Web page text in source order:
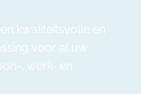
kwaliteitsvolle en
voor al uw
, werk- en